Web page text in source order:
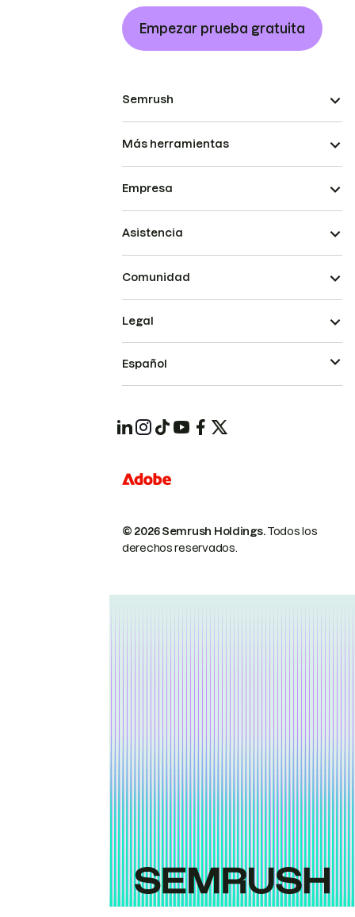
Empezar prueba gratuita
Semrush
Más herramientas
Empresa
Asistencia
Comunidad
© 2026 Semrush Holdings.Todos los
derechos reservados.
Legal
Español